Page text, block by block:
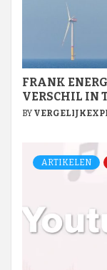
FRANK
VERSCHIL IN
BY
ARTIKELEN